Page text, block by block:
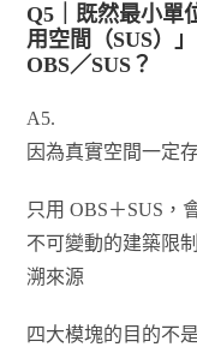
Q5｜既然最小單
用空間（SUS）
OBS／SUS？
A5.
因為真實空間一定
只用 OBS＋SUS，
不可變動的建築限
溯來源
四大模塊的目的不